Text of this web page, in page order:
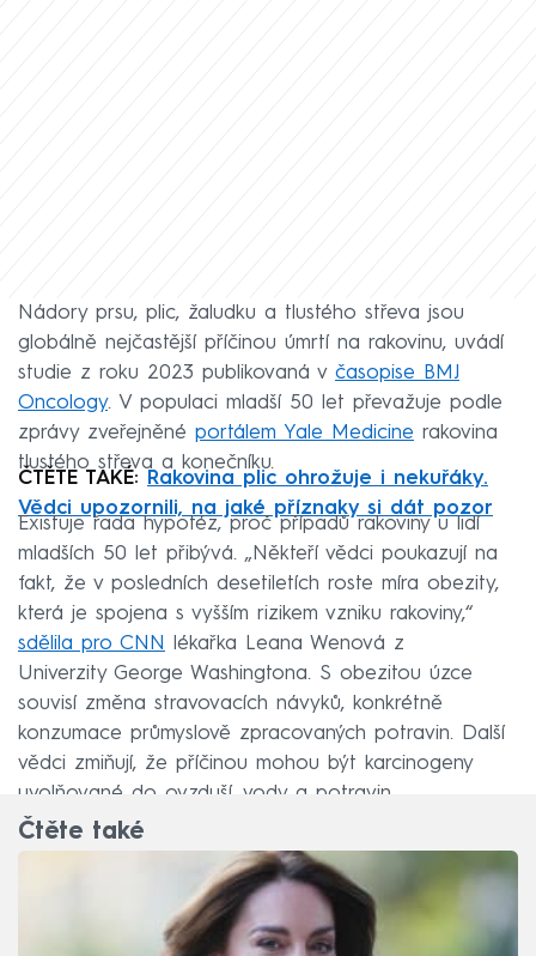
Nádory prsu, plic, žaludku a tlustého střeva jsou
globálně nejčastější příčinou úmrtí na rakovinu, uvádí
studie z roku 2023 publikovaná v časopise BMJ
Oncology. V populaci mladší 50 let převažuje podle
zprávy zveřejněné portálem Yale Medicine rakovina
tlustého střeva a konečníku.
ČTĚTE TAKÉ:
Rakovina plic ohrožuje i nekuřáky.
Vědci upozornili, na jaké příznaky si dát pozor
Existuje řada hypotéz, proč případů rakoviny u lidí
mladších 50 let přibývá. „Někteří vědci poukazují na
fakt, že v posledních desetiletích roste míra obezity,
která je spojena s vyšším rizikem vzniku rakoviny,“
sdělila pro CNN
lékařka Leana Wenová z
Univerzity George Washingtona. S obezitou úzce
souvisí změna stravovacích návyků, konkrétně
konzumace průmyslově zpracovaných potravin. Další
vědci zmiňují, že příčinou mohou být karcinogeny
uvolňované do ovzduší, vody a potravin.
Čtěte také